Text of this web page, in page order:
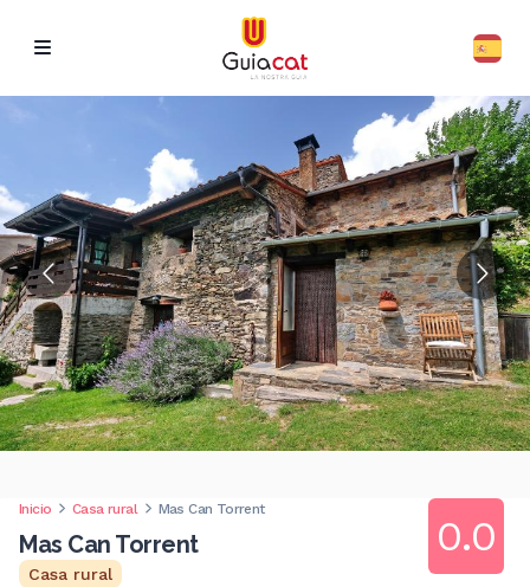
Inicio Casa rural Mas Can Torrent
Mas Can Torrent
Casa rural
0.0